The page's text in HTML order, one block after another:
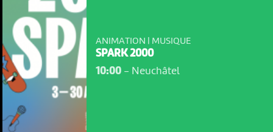
NOUS UTILISONS DES COOKIES
consentez à l’utilisation de cookies. Les cookies nous
ANIMATION | MUSIQUE
SPARK 2000
10:00- Neuchâtel